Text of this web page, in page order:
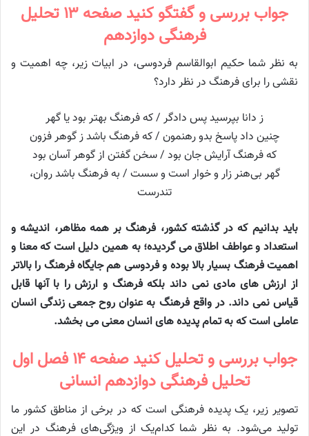
جواب بررسی و گفتگو کنید صفحه ۱۳ تحلیل
فرهنگی دوازدهم
به نظر شما حکیم ابوالقاسم فردوسی، در ابیات زیر، چه اهمیت و
نقشی را برای فرهنگ در نظر دارد؟
ز دانا بپرسید پس دادگر / که فرهنگ بهتر بود یا گهر
چنین داد پاسخ بدو رهنمون / که فرهنگ باشد ز گوهر فزون
که فرهنگ آرایش جان بود / سخن گفتن از گوهر آسان بود
گهر بی‌هنر زار و خوار است و سست / به فرهنگ باشد روان،
تندرست
باید بدانیم که در گذشته کشور، فرهنگ بر همه مظاهر، اندیشه و
استعداد و عواطف اطلاق می گردیده؛ به همین دلیل است که معنا و
اهمیت فرهنگ بسیار بالا بوده و فردوسی هم جایگاه فرهنگ را بالاتر
از ارزش های مادی نمی داند بلکه فرهنگ و ارزش را با آنها قابل
قیاس نمی داند. در واقع فرهنگ به عنوان روح جمعی زندگی انسان
عاملی است که به تمام پدیده های انسان معنی می بخشد.
جواب بررسی و تحلیل کنید صفحه ۱۴ فصل اول
تحلیل فرهنگی دوازدهم انسانی
تصویر زیر، یک پدیده فرهنگی است که در برخی از مناطق کشور ما
تولید می‌شود. به نظر شما کدام‌یک از ویژگی‌های فرهنگ در این